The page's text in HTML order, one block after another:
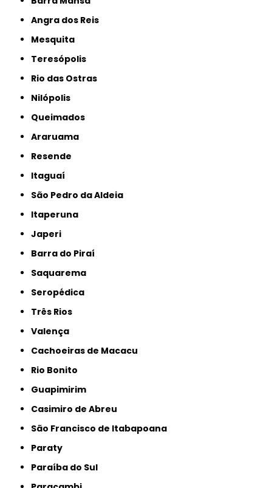
Angra dos Reis
Mesquita
Teresópolis
Rio das Ostras
Nilópolis
Queimados
Araruama
Resende
Itaguaí
São Pedro da Aldeia
Itaperuna
Japeri
Barra do Piraí
Saquarema
Seropédica
Três Rios
Valença
Cachoeiras de Macacu
Rio Bonito
Guapimirim
Casimiro de Abreu
São Francisco de Itabapoana
Paraty
Paraíba do Sul